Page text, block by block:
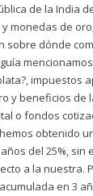
de la India
monedas de
sobre dónde
impuestos
y beneficios de
o fondos
obtenido
del 25%, sin
a la nuestra.
en 3